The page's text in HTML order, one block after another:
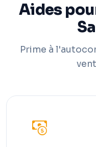
Aides
Prime à